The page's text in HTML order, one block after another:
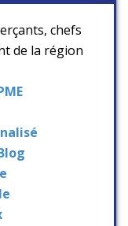
chefs
de la région